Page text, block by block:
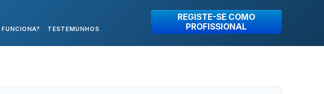
TESTEMUNHOS
REGISTE-SE COMO
PROFISSIONAL